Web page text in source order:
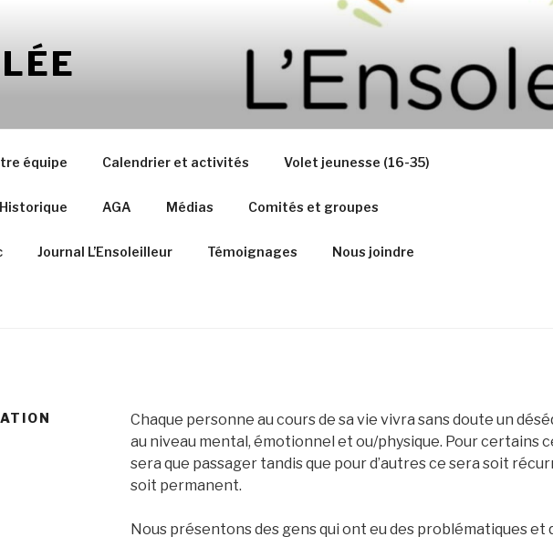
équipe Calendrier et activités Volet jeunesse (16-35)
Historique AGA Médias Comités et groupes
Journal L’Ensoleilleur Témoignages Nous joindre
Chaque personne au cours de sa vie vivra sans doute un
au niveau mental, émotionnel et ou/physique. Pour certains
sera que passager tandis que pour d’autres ce sera soit
soit permanent.
Nous présentons des gens qui ont eu des problématiques et